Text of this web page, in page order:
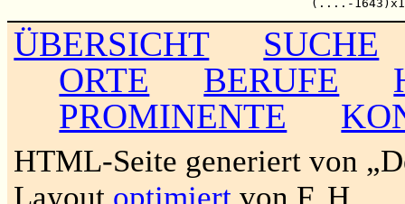
ÜBERSICHT
SUCHE
ORTE
BERUFE
PROMINENTE
HTML-Seite generiert von
Layout optimiert von F. H.